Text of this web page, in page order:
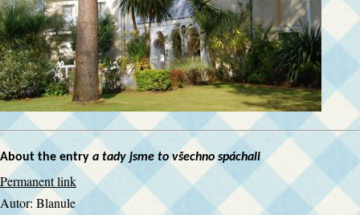
About the entry a tady jsme to všechno spáchali
Permanent link
Autor:Blanule